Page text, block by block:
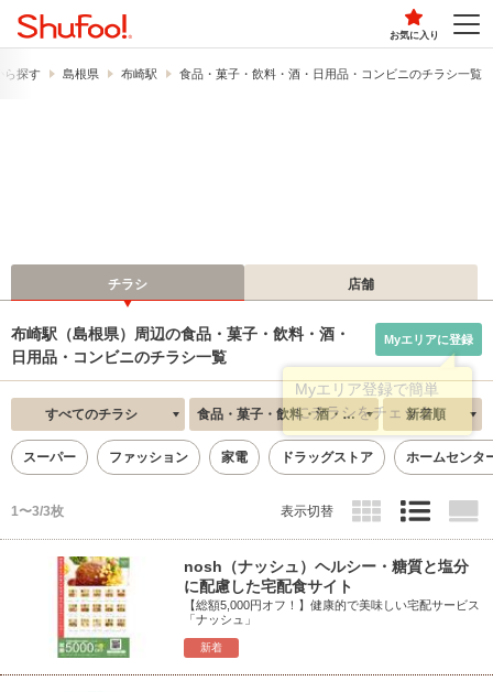
お気に入り
ら探す 島根県 布崎駅 食品・菓子・飲料・酒・日用品・コンビニのチラシ一覧
チラシ 店舗
布崎駅（島根県）周辺の食品・菓子・飲料・酒・
日用品・コンビニのチラシ一覧
Myエリアに登録
すべてのチラシ 食品・菓子・飲料・酒・日用品・コンビニ 新着順
スーパー ファッション 家電 ドラッグストア ホームセンタ
1〜3/3枚 表示切替
新着
nosh（ナッシュ）ヘルシー・糖質と塩分
に配慮した宅配食サイト
【総額5,000円オフ！】健康的で美味しい宅配サービス
「ナッシュ」